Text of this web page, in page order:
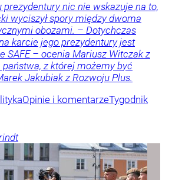
nic nie wskazuje na to,
wyciszył spory między dwoma
obozami. – Dotychczas
karcie jego prezydentury jest
SAFE – ocenia Mariusz Witczak z
państwa, z której możemy być
Jakubiak z Rozwoju Plus.
Opinie i komentarzeTygodnik